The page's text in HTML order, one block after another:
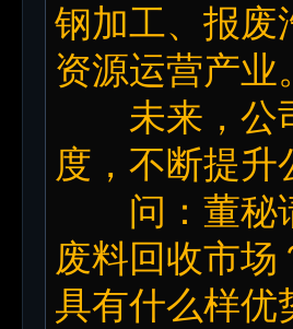
钢加工、报废
资源运营产业。
未来，公司
度，不断提
问：董秘请
废料回收市
具有什么样优